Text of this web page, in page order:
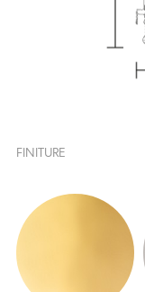
FINITURE